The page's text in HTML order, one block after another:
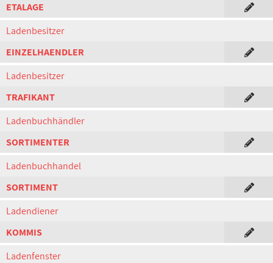
ETALAGE
Ladenbesitzer
EINZELHAENDLER
Ladenbesitzer
TRAFIKANT
Ladenbuchhändler
SORTIMENTER
Ladenbuchhandel
SORTIMENT
Ladendiener
KOMMIS
Ladenfenster